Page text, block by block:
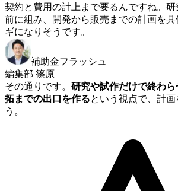
契約と費用の計上まで要るんですね。
前に組み、開発から販売までの計画を
ギになりそうです。
補助金フラッシュ
編集部 篠原
その通りです。 研究や試作だけで終わ
拓までの出口を作るという視点で、計
う。